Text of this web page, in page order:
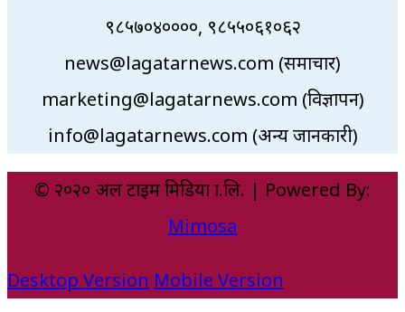
९८५७०४००००, ९८५५०६१०६२
news@lagatarnews.com (समाचार)
marketing@lagatarnews.com (विज्ञापन)
info@lagatarnews.com (अन्य जानकारी)
© २०२० अल टाइम मिडिया प्रा.लि. | Powered By:
Mimosa
Desktop Version Mobile Version